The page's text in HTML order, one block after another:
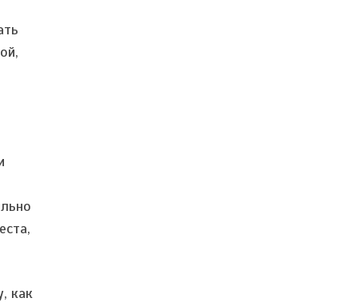
как